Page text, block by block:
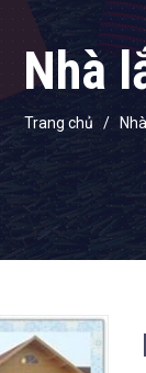
Nhà
Trang chủ /